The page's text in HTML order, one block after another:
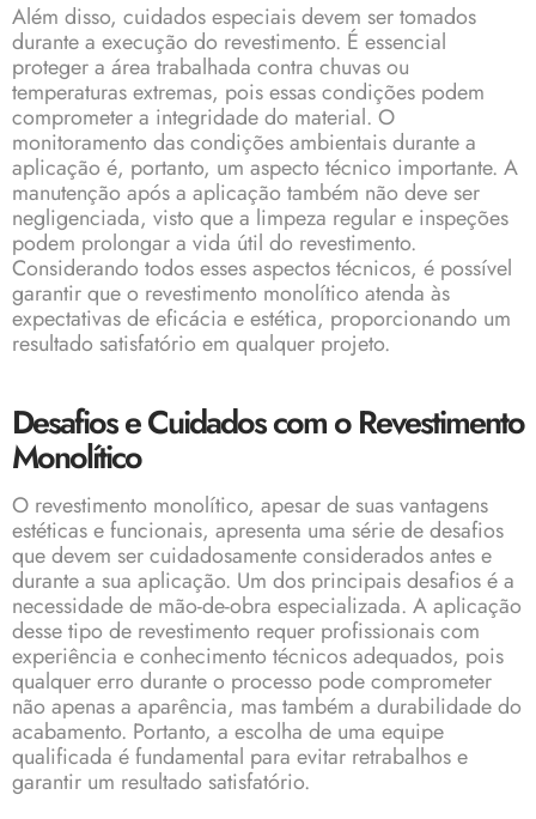
Além disso, cuidados especiais devem ser tomados
durante a execução do revestimento. É essencial
proteger a área trabalhada contra chuvas ou
temperaturas extremas, pois essas condições podem
comprometer a integridade do material. O
monitoramento das condições ambientais durante a
aplicação é, portanto, um aspecto técnico importante. A
manutenção após a aplicação também não deve ser
negligenciada, visto que a limpeza regular e inspeções
podem prolongar a vida útil do revestimento.
Considerando todos esses aspectos técnicos, é possível
garantir que o revestimento monolítico atenda às
expectativas de eficácia e estética, proporcionando um
resultado satisfatório em qualquer projeto.
Desafios e Cuidados com o Revestimento
Monolítico
O revestimento monolítico, apesar de suas vantagens
estéticas e funcionais, apresenta uma série de desafios
que devem ser cuidadosamente considerados antes e
durante a sua aplicação. Um dos principais desafios é a
necessidade de mão-de-obra especializada. A aplicação
desse tipo de revestimento requer profissionais com
experiência e conhecimento técnicos adequados, pois
qualquer erro durante o processo pode comprometer
não apenas a aparência, mas também a durabilidade do
acabamento. Portanto, a escolha de uma equipe
qualificada é fundamental para evitar retrabalhos e
garantir um resultado satisfatório.